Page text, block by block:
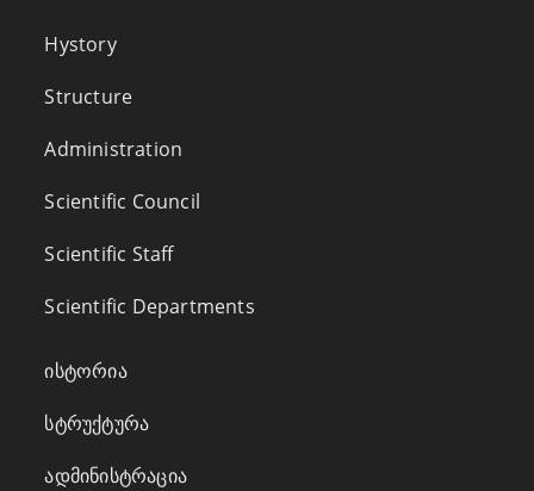
Hystory
Structure
Administration
Scientific Council
Scientific Staff
Scientific Departments
ისტორია
სტრუქტურა
ადმინისტრაცია